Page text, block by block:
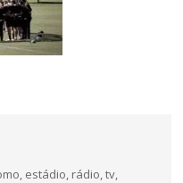
estádio, rádio, tv,